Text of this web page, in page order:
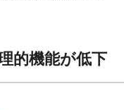
的機能が低下